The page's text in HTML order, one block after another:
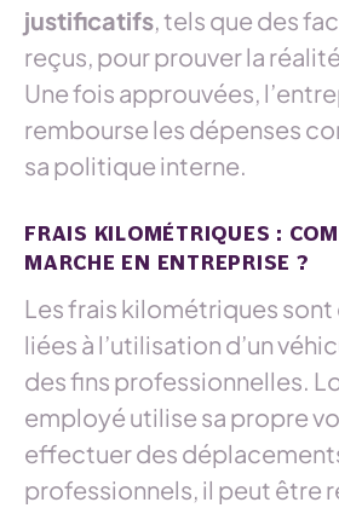
justificatifs , tels que des
reçus, pour prouver la
Une fois approuvées,
rembourse les dépenses
sa politique interne.
FRAIS KILOMÉTRIQUES :
MARCHE EN ENTREPRISE ?
Les frais kilométriques
liées à l’utilisation d’un
des fins professionnelles.
employé utilise sa propre
effectuer des
professionnels, il peut être